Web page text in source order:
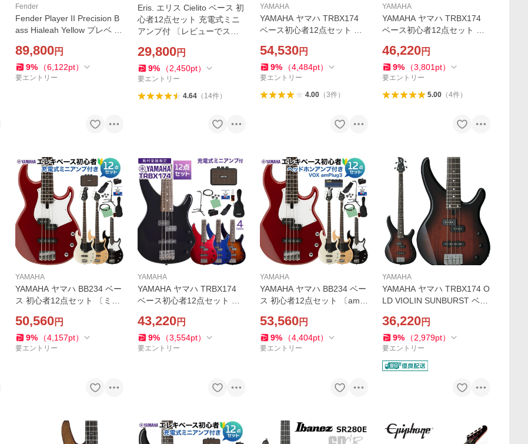
Fender
Fender Player II Precision B
ass Hialeah Yellow プレベ フ
ジョンベース アウトレット
89,800円
9% （6,122pt）
要エントリー
Eris. エリス Cielito ベース 初
心者12点セット 充電式ミニ
アンプ付 〔レビューでスト
29,800円
9% （2,450pt）
要エントリー
4.64（ 14件）
YAMAHA
YAMAHA ヤマハ TRBX174
ベース初心者12点セット 多
BSHOP限定
54,530円
9% （4,484pt）
要エントリー
4.00（3件）
YAMAHA
YAMAHA ヤマハ TRBX174
ベース初心者12点セット ヘ
ル WEBSHOP限定
46,220円
9% （3,801 pt）
要エントリー
5.00（4件）
YAMAHA
YAMAHA ヤマハ BB234 ベー
ス 初心者12点セット 〔ミニ
50,560円
9% （4,157pt）
要エントリー
YAMAHA
YAMAHA ヤマハ TRBX174
ベース初心者12点セット 充
ル WEBSHOP限定
43,220円
9% （3,554pt）
要エントリー
YAMAHA
YAMAHA ヤマハ BB234 ベー
ス 初心者12点セット 〔amPl
53,560円
9% （4,404pt）
要エントリー
YAMAHA
YAMAHA ヤマハ TRBX174 O
LD VIOLIN SUNBURST ベー
器WEBSHOP限定販売
36,220円
9% （2,979pt）
要エントリー